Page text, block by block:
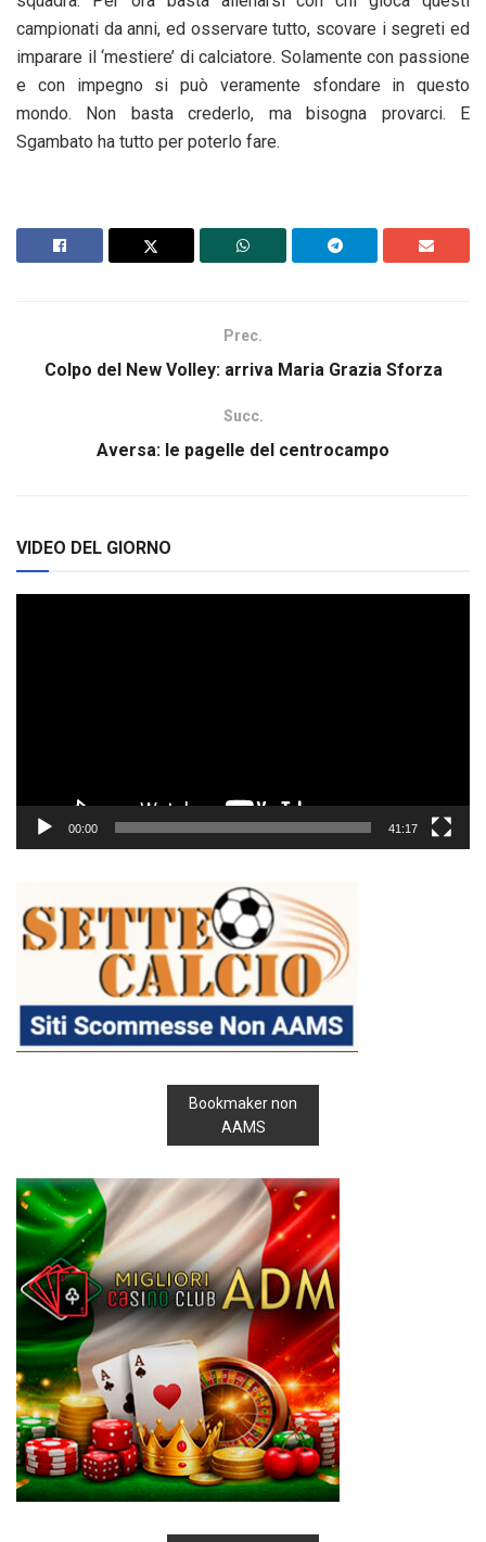
campionati da anni, ed osservare tutto, scovare i segreti ed
imparare il ‘mestiere’ di calciatore. Solamente con passione
e con impegno si può veramente sfondare in questo
mondo. Non basta crederlo, ma bisogna provarci. E
Sgambato ha tutto per poterlo fare.
Prec.
Colpo del New Volley: arriva Maria Grazia Sforza
Succ.
Aversa: le pagelle del centrocampo
VIDEO DEL GIORNO
00:00 41:17
Bookmaker non
AAMS